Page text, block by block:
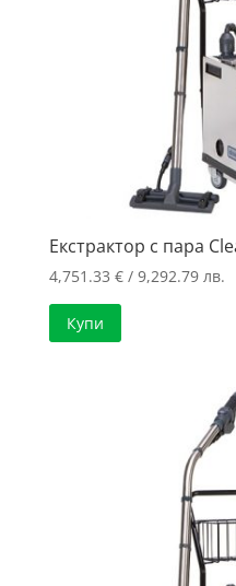
Екстрактор с пара
4,751.33 €/ 9,292.79 лв.
Купи